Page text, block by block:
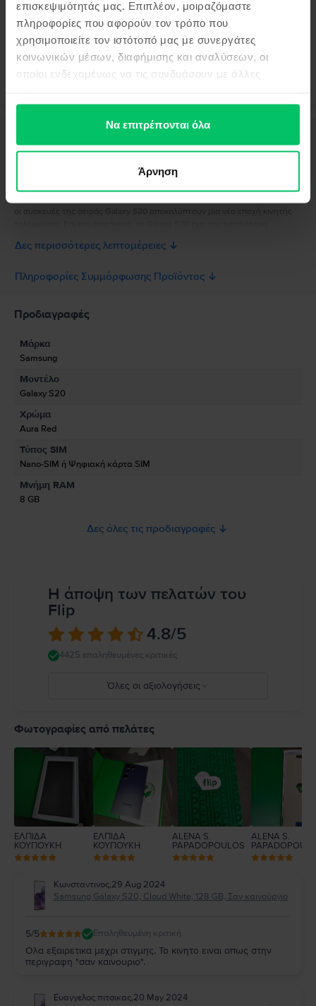
επισκεψιμότητάς μας. Επιπλέον, μοιραζόμαστε
πληροφορίες που αφορούν τον τρόπο που
χρησιμοποιείτε τον ιστότοπό μας με συνεργάτες
κοινωνικών μέσων, διαφήμισης και αναλύσεων, οι
οποίοι ενδεχομένως να τις συνδυάσουν με άλλες
έχουν συλλέξει σε σχέση με την από μέρους σας χρήση
των υπηρεσιών τους.Να επιτρέπονται όλα
Άρνηση
42599€
Κινητό τηλέφωνο Samsung Galaxy S20, Aura Red, 128 GB, Καλό
Ανακαλύψτε το Galaxy S20 με βίντεο 8K που αλλάζει τον τρόπο με τον
Δες περισσότερες λεπτομέρειες
Πληροφορίες Συμμόρφωσης Προϊόντος
Πληροφορίες Ασφάλειας Προϊόντος
Πληροφορίες Ασφάλειας Προϊόντος
Πληροφορίες σχετικά με τις προειδοποιήσεις ασφαλείας που αφορούν
το προϊόν.
Προδιαγραφές
Μάρκα
Samsung
Μοντέλο
Galaxy S20
Χρώμα
Aura Red
Τύπος SIM
Nano-SIM ή Ψηφιακή κάρτα SIM
Μνήμη RAM
8 GB
Δες όλες τις προδιαγραφές
Η άποψη των πελατών του
Flip
4.8/5
4425 επαληθευμένες κριτικές
Όλες οι αξιολογήσεις
4
Φωτογραφίες από πελάτες
ΕΛΠΙΔΑ
ΚΟΥΠΟΥΚΗ
ΕΛΠΙΔΑ
ΚΟΥΠΟΥΚΗ
ALENA S.
PAPADOPOULOS
ALENA S.
Κωνσταντινος,29 Aug 2024
Samsung Galaxy S20, Cloud White, 128 GB, Σαν καινούργιο
5/5 Επαληθευμένη κριτική
Ολα εξαιρετικα μεχρι στιγμης. Το κινητο ειναι οπως στην
περιγραφη "σαν καινουριο".
Ευαγγελος πιτσικας,20 May 2024